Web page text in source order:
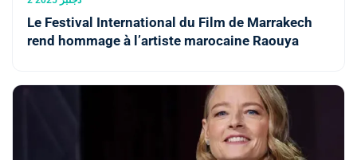
Le Festival International du Film de Marrakech
rend hommage à l’artiste marocaine Raouya